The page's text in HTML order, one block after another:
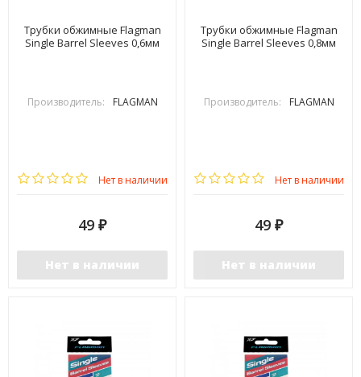
Трубки обжимные Flagman
Single Barrel Sleeves 0,6мм
Производитель: FLAGMAN
Нет в наличии
49 ₽
Нет в наличии
Трубки обжимные Flagman
Single Barrel Sleeves 0,8мм
Производитель: FLAGMAN
Нет в наличии
49 ₽
Нет в наличии